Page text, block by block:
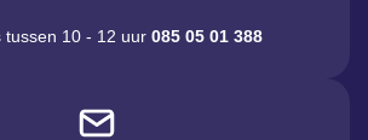
tussen 10 - 12 uur 085 05 01 388